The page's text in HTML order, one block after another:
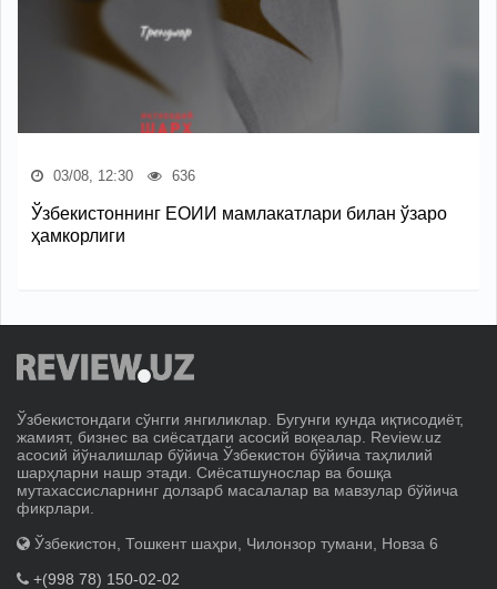
03/08, 12:30 636
Ўзбекистоннинг ЕОИИ мамлакатлари билан ўзаро
ҳамкорлиги
Ўзбекистондаги сўнгги янгиликлар. Бугунги кунда иқтисодиёт,
жамият, бизнес ва сиёсатдаги асосий воқеалар. Review.uz
асосий йўналишлар бўйича Ўзбекистон бўйича таҳлилий
шарҳларни нашр этади. Сиёсатшунослар ва бошқа
мутахассисларнинг долзарб масалалар ва мавзулар бўйича
фикрлари.
Ўзбекистон, Тошкент шаҳри, Чилонзор тумани, Новза 6
+(998 78) 150-02-02